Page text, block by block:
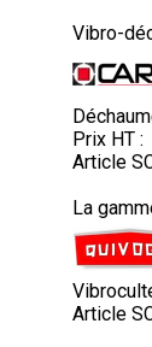
Vibro-
Prix HT :
Article
La
Article